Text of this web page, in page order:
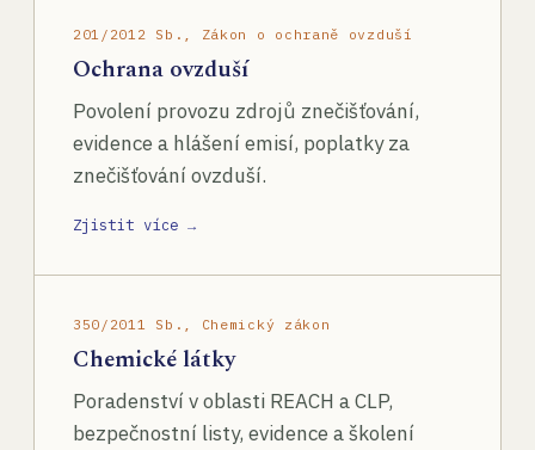
201/2012 Sb., Zákon o ochraně ovzduší
Ochrana ovzduší
Povolení provozu zdrojů znečišťování,
evidence a hlášení emisí, poplatky za
znečišťování ovzduší.
Zjistit více →
350/2011 Sb., Chemický zákon
Chemické látky
Poradenství v oblasti REACH a CLP,
bezpečnostní listy, evidence a školení